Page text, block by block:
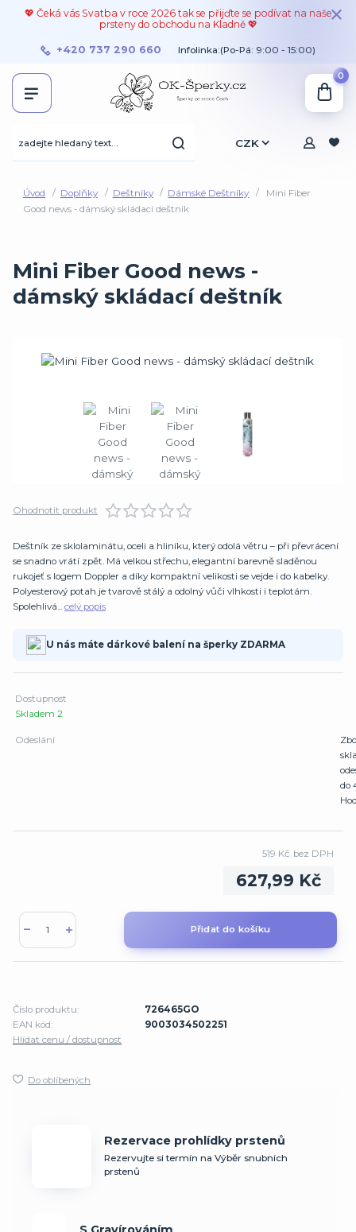
💖 Čeká vás Svatba v roce 2026 tak se přijďte se podívat na naše
prsteny do obchodu na Kladně 💖
CZK
+420 737 290 660 Infolinka:(Po-Pá: 9:00 - 15:00)
0
Úvod Doplňky Deštníky Dámské Deštníky
Mini Fiber
Good news - dámský skládací deštník
Mini Fiber Good news -
dámský skládací deštník
Ohodnotit produkt
Deštník ze sklolaminátu, oceli a hliníku, který odolá větru – při převrácení
se snadno vrátí zpět. Má velkou střechu, elegantní barevně sladěnou
rukojeť s logem Doppler a díky kompaktní velikosti se vejde i do kabelky.
Polyesterový potah je tvarově stálý a odolný vůči vlhkosti i teplotám.
Spolehlivá... celý popis
U nás máte dárkové balení na šperky ZDARMA
Dostupnost
Skladem 2
Odeslání
do
627,99 Kč
519 Kč bez DPH
Přidat do košíku
Číslo produktu:
726465GO
EAN kód:
9003034502251
Hlídat cenu / dostupnost
Do oblíbených
Rezervace prohlídky prstenů
Rezervujte si termín na Výběr snubních
prstenů